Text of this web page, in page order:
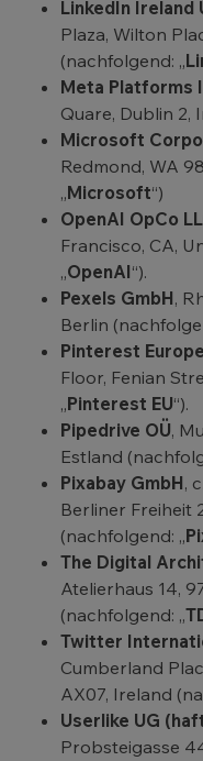
LinkedIn Ireland
Plaza, Wilton
(nachfolgend: „
Meta Platforms
Quare, Dublin 2,
Microsoft
Redmond, WA
„Microsoft“)
OpenAI OpCo
Francisco, CA,
„OpenAI“).
Pexels GmbH,
Berlin
Pinterest
Floor, Fenian
„Pinterest EU“).
Pipedrive OÜ,
Estland
Pixabay GmbH,
Berliner Freiheit
(nachfolgend: „
The Digital
Atelierhaus 14,
(nachfolgend: „
Twitter
Cumberland
AX07, Ireland
Userlike UG
Probsteigasse